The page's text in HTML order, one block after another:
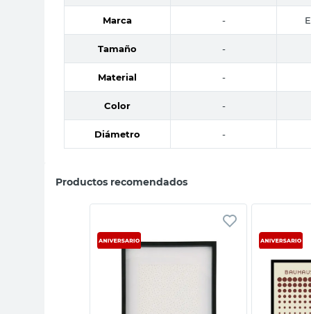
Marca -
Tamaño -
Material -
Color -
Diámetro -
Productos recomendados